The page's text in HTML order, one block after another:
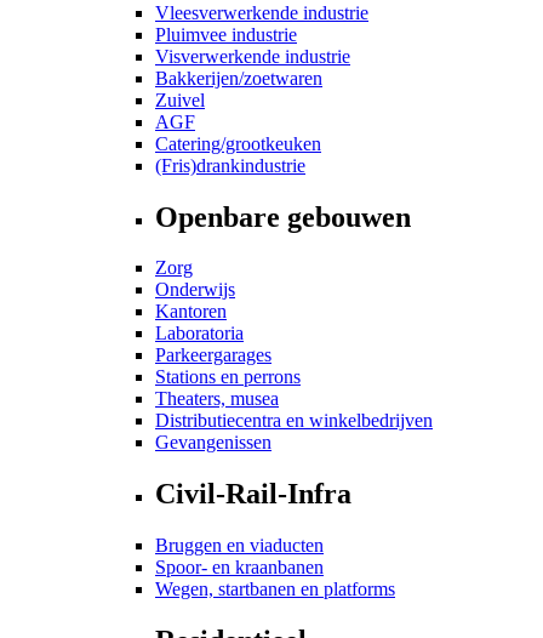
Vleesverwerkende industrie
Pluimvee industrie
Visverwerkende industrie
Bakkerijen/zoetwaren
Zuivel
AGF
Catering/grootkeuken
(Fris)drankindustrie
Openbare gebouwen
Zorg
Onderwijs
Kantoren
Laboratoria
Parkeergarages
Stations en perrons
Theaters, musea
Distributiecentra en winkelbedrijven
Gevangenissen
Civil-Rail-Infra
Bruggen en viaducten
Spoor- en kraanbanen
Wegen, startbanen en platforms